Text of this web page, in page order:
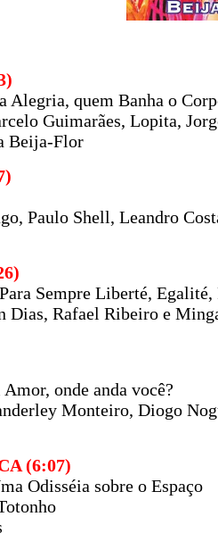
Alegria, quem Banha o
Guimarães, Lopita,
Beija-Flor
Paulo Shell, Leandro
Sempre Liberté,
Dias, Rafael Ribeiro e
onde anda você?
Monteiro, Diogo
(6:07)
Odisséia sobre o Espaço